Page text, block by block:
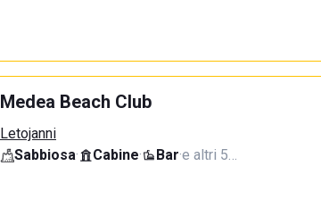
Medea Beach Club
Letojanni
Sabbiosa· Cabine· Bar·e altri 5…